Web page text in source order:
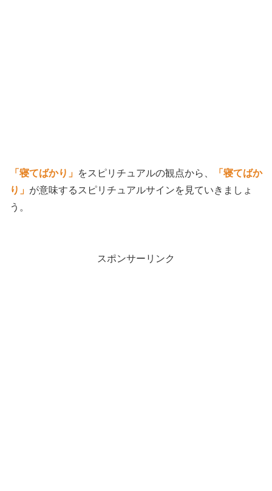
「寝てばかり」 をスピリチュアルの観点から、
「寝てばか
り」 が意味するスピリチュアルサインを見ていきましょ
う。
スポンサーリンク